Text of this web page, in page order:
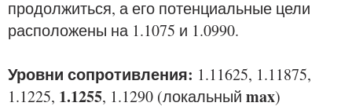
продолжиться, а его потенциальные цели
расположены на 1.1075 и 1.0990.
Уровни сопротивления: 1.11625, 1.11875,
1.1225, 1.1255, 1.1290 (локальный max)